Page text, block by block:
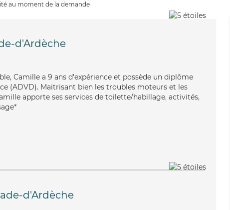
au moment de la demande
d'Ardèche
Camille a 9 ans d'expérience et possède un diplôme
(ADVD). Maitrisant bien les troubles moteurs et les
apporte ses services de toilette/habillage, activités,
d'Ardèche